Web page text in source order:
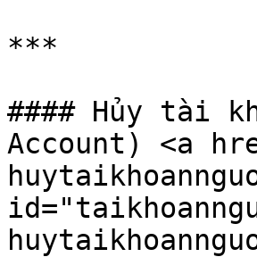
***
#### Hủy tài
Account) <a